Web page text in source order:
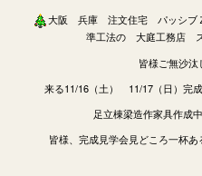
大阪 兵庫 注文住宅 パッシブ
準工法の 大庭工務店
皆様ご無沙汰
来る11/16（土） 11/17（日）完
足立棟梁造作家具作成
皆様、完成見学会見どころ一杯